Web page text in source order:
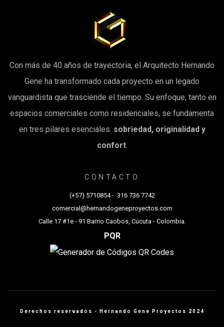
Con más de 40 años de trayectoria, el Arquitecto Hernando
Gene ha transformado cada proyecto en un legado
vanguardista que trasciende el tiempo. Su enfoque, tanto en
espacios comerciales como residenciales, se fundamenta
en tres pilares esenciales: sobriedad, originalidad y
confort.
CONTACTO
(+57) 5710854- 316 736 7742
comercial@hernandogeneproyectos.com
Calle 17 #1e - 91 Barrio Caobos, Cúcuta - Colombia.
PQR
Derechos reservados - Hernando Gene Proyectos 2024